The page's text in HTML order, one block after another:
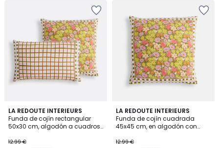
LA REDOUTE INTERIEURS
Funda de cojín rectangular
50x30 cm, algodón a cuadros,
12.99 €
LA REDOUTE INTERIEURS
Funda de cojín cuadrada
45x45 cm, en algodón con
12.99 €
3
/
5